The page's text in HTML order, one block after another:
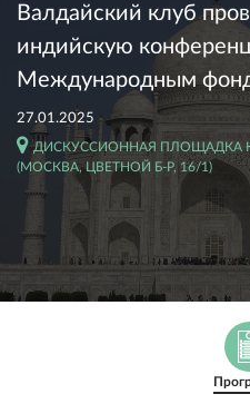
Валдайский клуб
индийскую
Международным
27.01.2025
ДИСКУССИОННАЯ ПЛОЩАДКА
(МОСКВА, ЦВЕТНОЙ Б-Р, 16/1)